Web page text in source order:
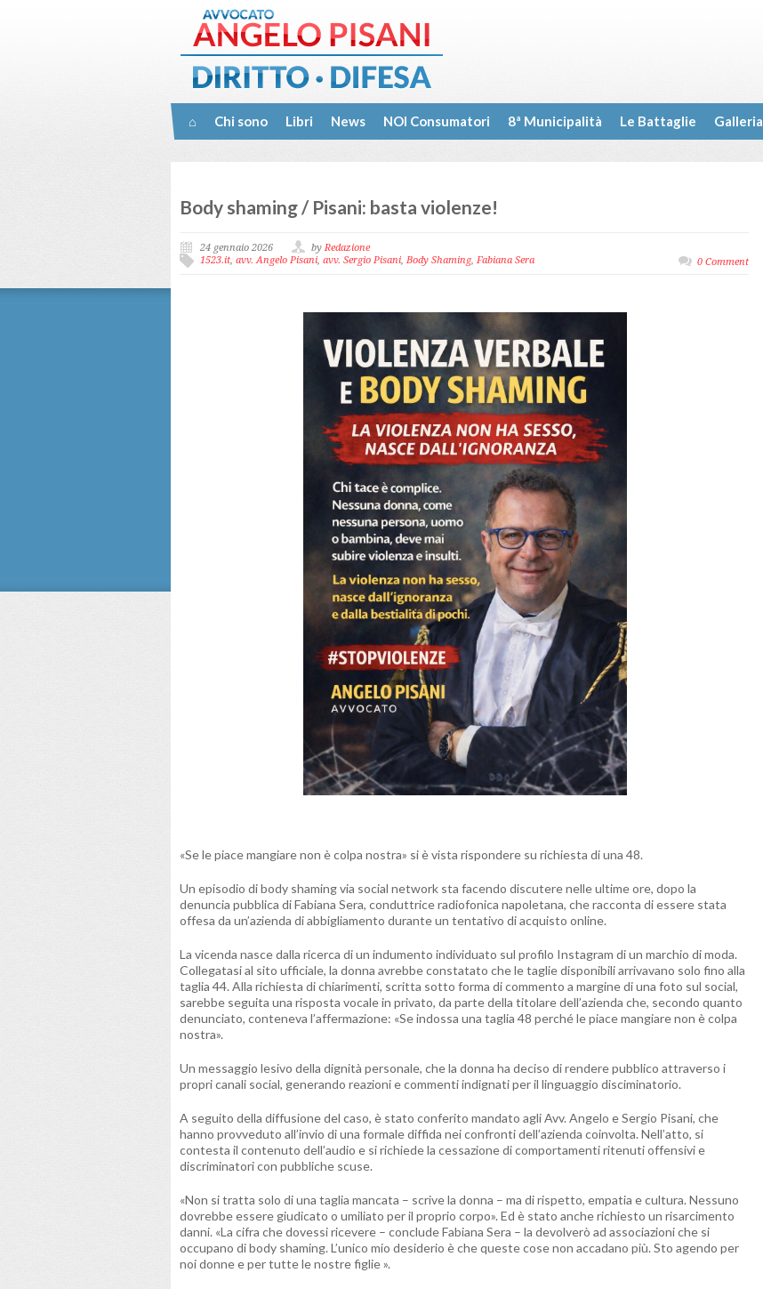
⌂ Chi sono Libri News NOI Consumatori 8ª Municipalità Le Battaglie Galleria
Body shaming / Pisani: basta violenze!
24 gennaio 2026 byRedazione
1523.it, avv. Angelo Pisani, avv. Sergio Pisani, Body Shaming, Fabiana Sera 0 Comment
«Se le piace mangiare non è colpa nostra» si è vista rispondere su richiesta di una 48.
Un episodio di body shaming via social network sta facendo discutere nelle ultime ore, dopo la
denuncia pubblica di Fabiana Sera, conduttrice radiofonica napoletana, che racconta di essere stata
offesa da un’azienda di abbigliamento durante un tentativo di acquisto online.
La vicenda nasce dalla ricerca di un indumento individuato sul profilo Instagram di un marchio di moda.
Collegatasi al sito ufficiale, la donna avrebbe constatato che le taglie disponibili arrivavano solo fino alla
taglia 44. Alla richiesta di chiarimenti, scritta sotto forma di commento a margine di una foto sul social,
sarebbe seguita una risposta vocale in privato, da parte della titolare dell’azienda che, secondo quanto
denunciato, conteneva l’affermazione: «Se indossa una taglia 48 perché le piace mangiare non è colpa
nostra».
Un messaggio lesivo della dignità personale, che la donna ha deciso di rendere pubblico attraverso i
propri canali social, generando reazioni e commenti indignati per il linguaggio disciminatorio.
A seguito della diffusione del caso, è stato conferito mandato agli Avv. Angelo e Sergio Pisani, che
hanno provveduto all’invio di una formale diffida nei confronti dell’azienda coinvolta. Nell’atto, si
contesta il contenuto dell’audio e si richiede la cessazione di comportamenti ritenuti offensivi e
discriminatori con pubbliche scuse.
«Non si tratta solo di una taglia mancata – scrive la donna – ma di rispetto, empatia e cultura. Nessuno
dovrebbe essere giudicato o umiliato per il proprio corpo». Ed è stato anche richiesto un risarcimento
danni. «La cifra che dovessi ricevere – conclude Fabiana Sera – la devolverò ad associazioni che si
occupano di body shaming. L’unico mio desiderio è che queste cose non accadano più. Sto agendo per
noi donne e per tutte le nostre figlie ».